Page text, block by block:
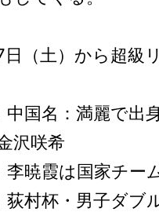
日（土）から超級
中国名：満麗で出
沢咲希
李暁霞は国家チー
荻村杯・男子ダブ